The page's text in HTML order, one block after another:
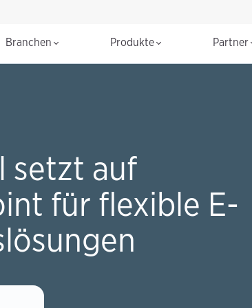
Branchen Produkte Partner
setzt auf
für flexible E-